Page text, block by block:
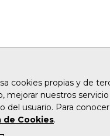
cookies propias y de
mejorar nuestros
del usuario. Para
de Cookies.